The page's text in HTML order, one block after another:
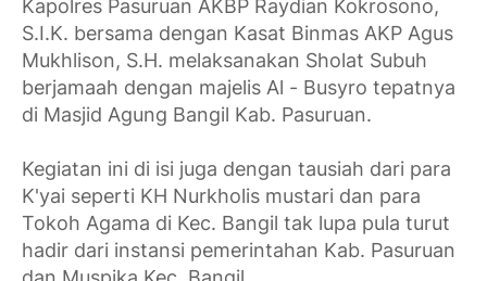
Kapolres Pasuruan AKBP Raydian Kokrosono,
S.I.K. bersama dengan Kasat Binmas AKP Agus
Mukhlison, S.H. melaksanakan Sholat Subuh
berjamaah dengan majelis Al - Busyro tepatnya
di Masjid Agung Bangil Kab. Pasuruan.
Kegiatan ini di isi juga dengan tausiah dari para
K'yai seperti KH Nurkholis mustari dan para
Tokoh Agama di Kec. Bangil tak lupa pula turut
hadir dari instansi pemerintahan Kab. Pasuruan